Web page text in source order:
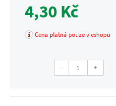
4,30 Kč
Cena platná pouze v eshopu
- +